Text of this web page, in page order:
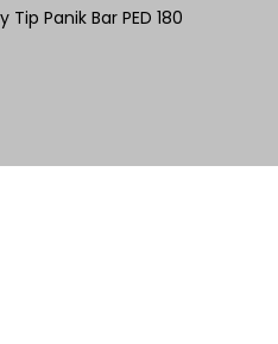
Tip Panik Bar PED 180